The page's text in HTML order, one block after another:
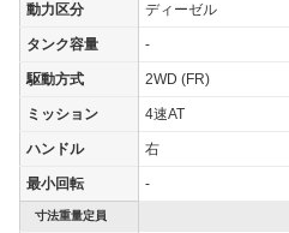
動力区分 ディーゼル
タンク容量 -
駆動方式 2WD (FR)
ミッション 4速AT
ハンドル 右
最小回転 -
寸法重量定員